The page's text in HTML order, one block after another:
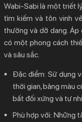
Wabi-Sabi là một triết
tìm kiếm và tôn vinh
thường và dở dang.
có mộtphong cách
và sâu sắc.
Đặc điểm: Sử dụng
thời gian, bảng màu
bất đối xứng và tự
Phù hợp với: Những